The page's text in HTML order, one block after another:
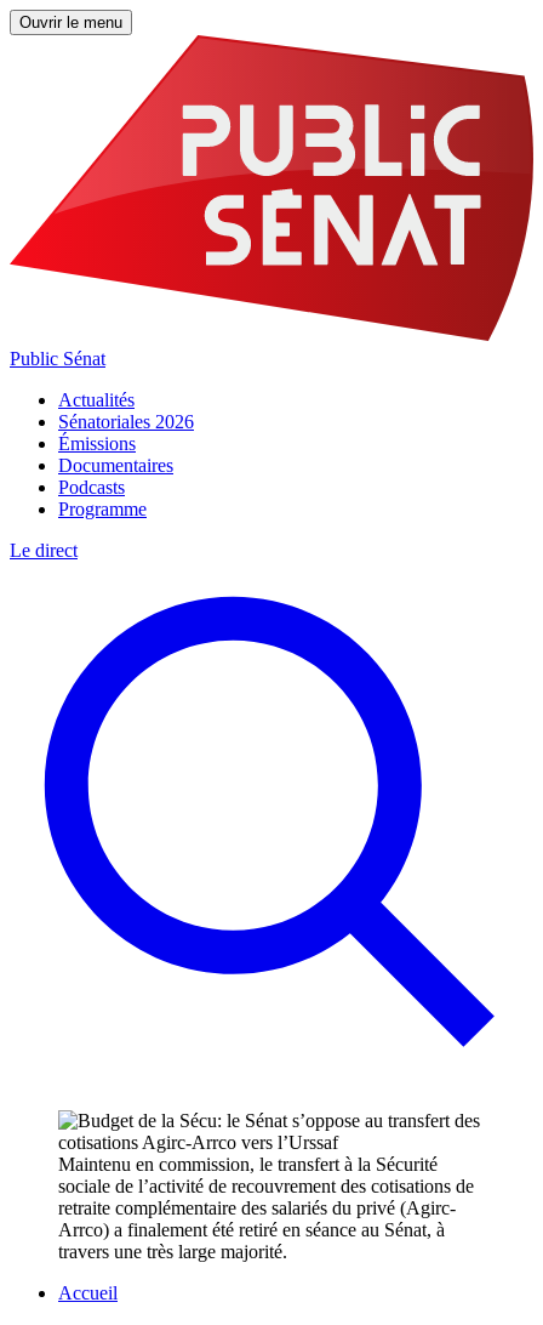
Ouvrir le menu
Public Sénat
Actualités
Sénatoriales 2026
Émissions
Documentaires
Podcasts
Programme
Le direct
Maintenu en commission, le transfert à la Sécurité
sociale de l’activité de recouvrement des cotisations de
retraite complémentaire des salariés du privé (Agirc-
Arrco) a finalement été retiré en séance au Sénat, à
travers une très large majorité.
Accueil